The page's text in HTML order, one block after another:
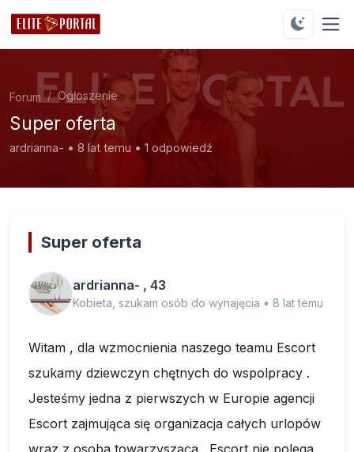
Forum Ogłoszenie
Super oferta
ardrianna- • 8 lat temu • 1 odpowiedź
Super oferta
ardrianna- , 43
Kobieta, szukam osób do wynajęcia • 8 lat temu
Witam , dla wzmocnienia naszego teamu Escort
szukamy dziewczyn chętnych do wspolpracy .
Jesteśmy jedna z pierwszych w Europie agencji
Escort zajmująca się organizacja całych urlopów
wraz z osoba towarzysząca . Escort nie polega